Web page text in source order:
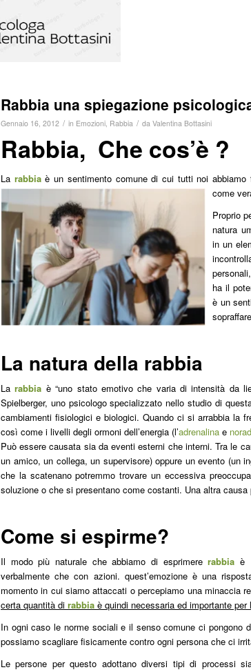
Rabbia una spiegazione
Gennaio 16, 2012 / in Emozioni, Rabbia / da Valentina Bottasini
Rabbia, Che cos’è ?
La rabbiaè un sentimento comune di cui tutti noi
come
Proprio
natura
in un
ha il
è un
La natura della rabbia
Larabbia è “uno stato emotivo che varia di intensità da
Spielberger, uno psicologo specializzato nello studio di
cambiamenti fisiologici e biologici. Quando ci si arrabbia la
così come i livelli degli ormoni dell’energia (l’adrenalina e
Può essere causata sia da eventi esterni che interni. Tra le
un amico, un collega, un supervisore) oppure un evento (un
che la scatenano potremmo trovare un eccessiva
soluzione o che si presentano come costanti. Una altra
Come si espirme?
Il modo più naturale che abbiamo di esprimererabbia è
verbalmente che con azioni. quest’emozione è una
momento in cui siamo attaccati o percepiamo una minaccia
certa quantità di rabbia è quindi necessaria ed importante
In ogni caso le norme sociali e il senso comune ci pongono
possiamo scagliare fisicamente contro ogni persona che ci
Le persone per questo adottano diversi tipi di processi